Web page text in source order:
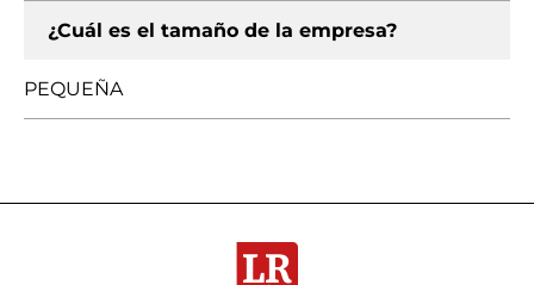
¿Cuál es el tamaño de la empresa?
PEQUEÑA